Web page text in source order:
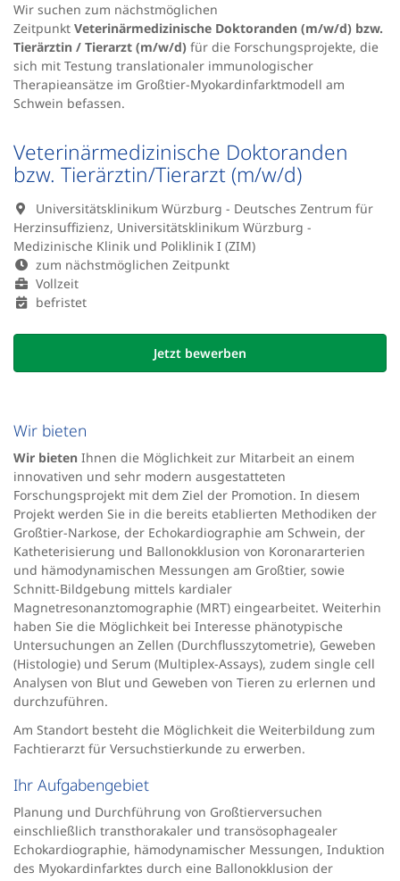
Veterinärmedizinische Doktoranden
bzw. Tierärztin/Tierarzt (m/w/d)
Universitätsklinikum Würzburg - Deutsches Zentrum für
Herzinsuffizienz, Universitätsklinikum Würzburg -
Medizinische Klinik und Poliklinik I (ZIM)
zum nächstmöglichen Zeitpunkt
Vollzeit
befristet
Jetzt bewerben
Wir suchen zum nächstmöglichen
Zeitpunkt Veterinärmedizinische Doktoranden (m/w/d) bzw.
Tierärztin / Tierarzt (m/w/d) für die Forschungsprojekte, die
sich mit Testung translationaler immunologischer
Therapieansätze im Großtier-Myokardinfarktmodell am
Schwein befassen.
Wir bieten
Wir bieten Ihnen die Möglichkeit zur Mitarbeit an einem
innovativen und sehr modern ausgestatteten
Forschungsprojekt mit dem Ziel der Promotion. In diesem
Projekt werden Sie in die bereits etablierten Methodiken der
Großtier-Narkose, der Echokardiographie am Schwein, der
Katheterisierung und Ballonokklusion von Koronararterien
und hämodynamischen Messungen am Großtier, sowie
Schnitt-Bildgebung mittels kardialer
Magnetresonanztomographie (MRT) eingearbeitet. Weiterhin
haben Sie die Möglichkeit bei Interesse phänotypische
Untersuchungen an Zellen (Durchflusszytometrie), Geweben
(Histologie) und Serum (Multiplex-Assays), zudem single cell
Analysen von Blut und Geweben von Tieren zu erlernen und
durchzuführen.
Am Standort besteht die Möglichkeit die Weiterbildung zum
Fachtierarzt für Versuchstierkunde zu erwerben.
Ihr Aufgabengebiet
Planung und Durchführung von Großtierversuchen
einschließlich transthorakaler und transösophagealer
Echokardiographie, hämodynamischer Messungen, Induktion
des Myokardinfarktes durch eine Ballonokklusion der